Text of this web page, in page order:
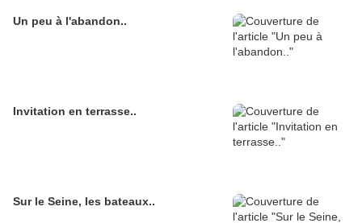
Un peu à l'abandon..
Invitation en terrasse..
Sur le Seine, les bateaux..